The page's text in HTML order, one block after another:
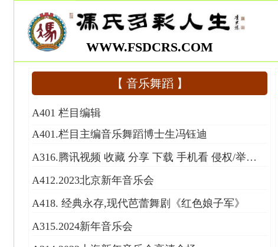
WWW.FSDCRS.COM
【 音乐舞蹈 】
A401 栏目编辑
A401.栏目主编音乐舞蹈博士生冯钰迪
A316.腾讯视频 收藏 分享 下载 手机看 侵权/举报 郑小瑛指挥《黄河大合唱》之“怒吼吧，黄河”
A412.2023北京新年音乐会
A418. 经典永存,现代芭蕾舞剧《红色娘子军》
A315.2024新年音乐会